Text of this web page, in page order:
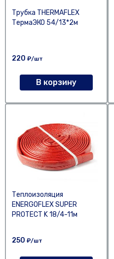
Трубка THERMAFLEX
ТермаЭКО 54/13*2м
220 ₽/шт
В корзину
Теплоизоляция
ENERGOFLEX SUPER
PROTECT K 18/4-11м
250 ₽/шт